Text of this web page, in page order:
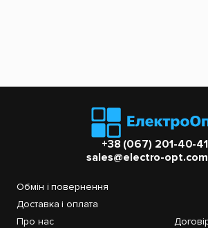
+38 (067) 201-40-41
sales@electro-
Обмін і повернення
Доставка і оплата
Про нас